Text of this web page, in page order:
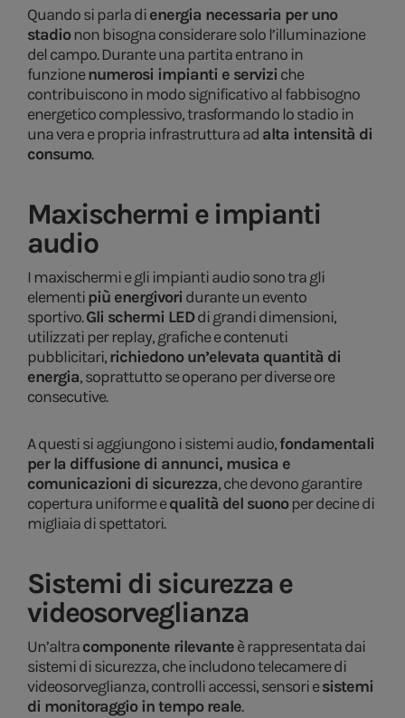
Quando si parla dienergia necessaria per uno
stadionon bisogna considerare solo l’illuminazione
del campo. Durante una partita entrano in
funzionenumerosi impianti e servizi che
contribuiscono in modo significativo al fabbisogno
energetico complessivo, trasformando lo stadio in
una vera e propria infrastruttura ad alta intensità di
consumo.
Maxischermi e impianti
audio
I maxischermi e gli impianti audio sono tra gli
elementipiù energivori durante un evento
sportivo.Gli schermi LEDdi grandi dimensioni,
utilizzati per replay, grafiche e contenuti
pubblicitari,richiedono un’elevata quantità di
energia, soprattutto se operano per diverse ore
consecutive.
A questi si aggiungono i sistemi audio,fondamentali
per la diffusione di annunci, musica e
comunicazioni di sicurezza, che devono garantire
copertura uniforme equalità del suonoper decine di
migliaia di spettatori.
Sistemi di sicurezza e
videosorveglianza
Un’altracomponente rilevanteè rappresentata dai
sistemi di sicurezza, che includono telecamere di
videosorveglianza, controlli accessi, sensori esistemi
di monitoraggio in tempo reale.